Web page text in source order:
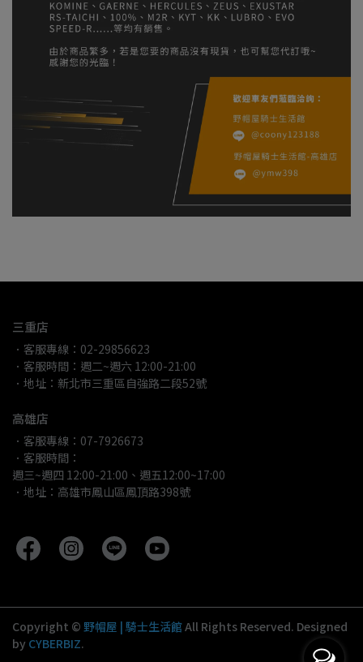
三重店
．客服專線：02-29856623
．客服時間：週二~週六 12:00-21:00
．地址：新北市三重區自強路二段52號
高雄店
．客服專線：07-7926673
．客服時間：
週三~週四 12:00-21:00、週五12:00~17:00
．地址：高雄市鳳山區鳳頂路398號
Copyright © 野帽屋 | 騎士生活館All Rights Reserved. Designed
by CYBERBIZ.